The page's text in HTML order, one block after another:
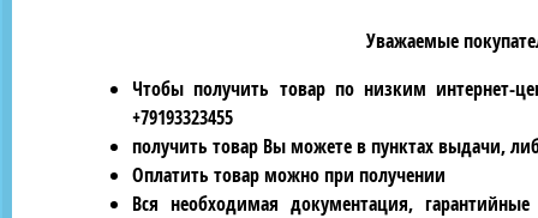
Уважаемые
Чтобы получить товар по низким интернет-
+79193323455
получить товар Вы можете в пунктах выдачи,
Оплатить товар можно при получении
Вся необходимая документация,